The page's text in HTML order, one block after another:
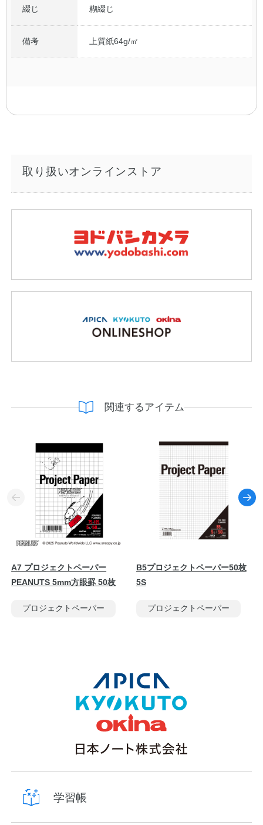
綴じ 糊綴じ
備考 上質紙64g/㎡
取り扱いオンラインストア
関連するアイテム
A7 プロジェクトペーパー
PEANUTS 5mm方眼罫 50枚
プロジェクトペーパー
B5プロジェクトペーパー50枚
5S
プロジェクトペーパー
学習帳